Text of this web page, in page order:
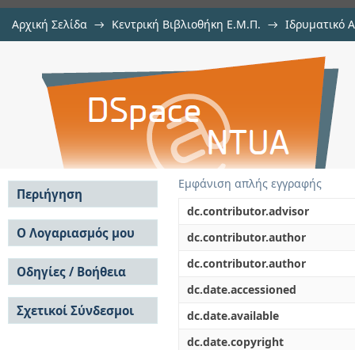
Αρχική Σελίδα → Κεντρική Βιβλιοθήκη Ε.Μ.Π. → Ιδρυματικό
Βελτιστοποιήση σχήματος
Εμφάνιση απλής εγγραφής
dc.contributor.advisor
dc.contributor.author
dc.contributor.author
dc.date.accessioned
dc.date.available
dc.date.copyright
Περιήγηση
Σε όλο το DSpace
Κοινότητες & Συλλογές
Ανά Ημερομηνία
Έκδοσης
Συγγραφείς
Τίτλοι
Θέματα
Ο Λογαριασμός μου
Σύνδεση
Εγγραφή
Οδηγίες / Βοήθεια
Οδηγίες Υποβολής
Οδηγίες Χρήσης ΙΑ
Συχνές Ερωτήσεις
Σχετικοί Σύνδεσμοι